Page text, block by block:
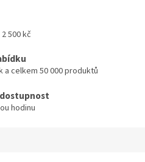
500 kč
a celkem 50 000 produktů
hodinu